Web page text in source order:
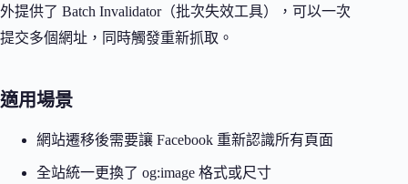
外提供了 Batch Invalidator（批次失效工具），可以一次
提交多個網址，同時觸發重新抓取。
適用場景
網站遷移後需要讓 Facebook 重新認識所有頁面
全站統一更換了 og:image 格式或尺寸